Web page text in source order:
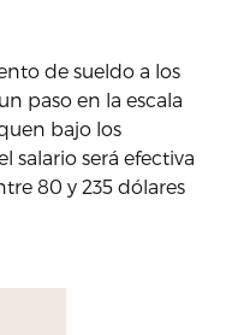
de sueldo a los
paso en la escala
bajo los
salario será efectiva
80 y 235 dólares